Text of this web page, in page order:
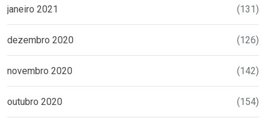
janeiro 2021 (131)
dezembro 2020 (126)
novembro 2020 (142)
outubro 2020 (154)